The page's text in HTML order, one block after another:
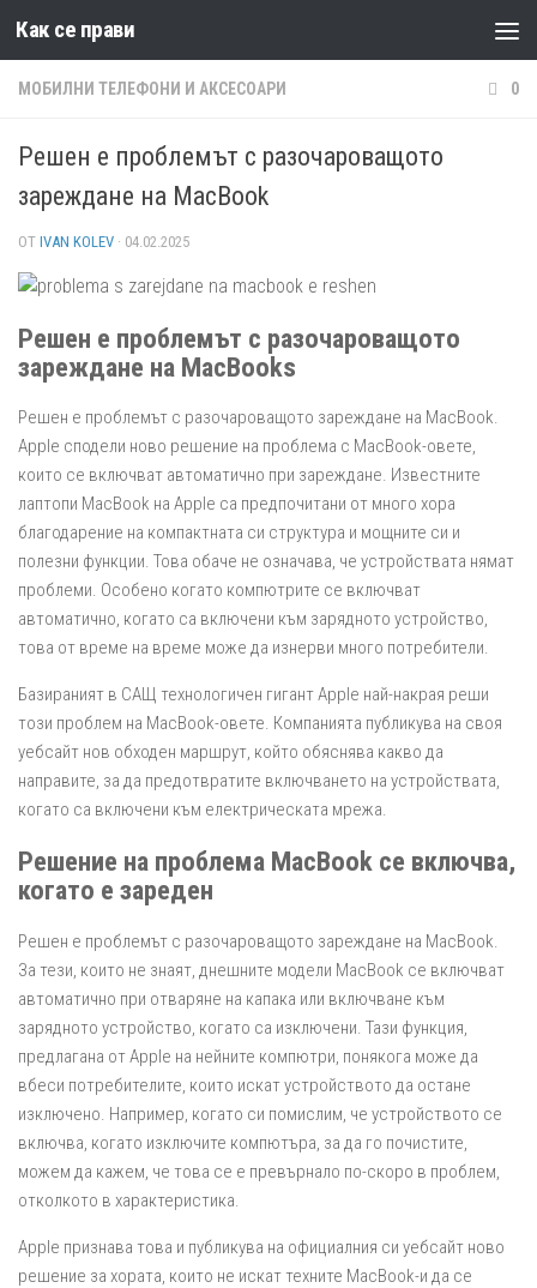
Към съдържанието
Как се прави
МОБИЛНИ ТЕЛЕФОНИ И АКСЕСОАРИ 0
Решен е проблемът с разочароващото
зареждане на MacBook
ОТ IVAN KOLEV · 04.02.2025
Решен е проблемът с разочароващото
зареждане на MacBooks
Решен е проблемът с разочароващото зареждане на MacBook.
Apple сподели ново решение на проблема с MacBook-овете,
които се включват автоматично при зареждане. Известните
лаптопи MacBook на Apple са предпочитани от много хора
благодарение на компактната си структура и мощните си и
полезни функции. Това обаче не означава, че устройствата нямат
проблеми. Особено когато компютрите се включват
автоматично, когато са включени към зарядното устройство,
това от време на време може да изнерви много потребители.
Базираният в САЩ технологичен гигант Apple най-накрая реши
този проблем на MacBook-овете. Компанията публикува на своя
уебсайт нов обходен маршрут, който обяснява какво да
направите, за да предотвратите включването на устройствата,
когато са включени към електрическата мрежа.
Решение на проблема MacBook се включва,
когато е зареден
Решен е проблемът с разочароващото зареждане на MacBook.
За тези, които не знаят, днешните модели MacBook се включват
автоматично при отваряне на капака или включване към
зарядното устройство, когато са изключени. Тази функция,
предлагана от Apple на нейните компютри, понякога може да
вбеси потребителите, които искат устройството да остане
изключено. Например, когато си помислим, че устройството се
включва, когато изключите компютъра, за да го почистите,
можем да кажем, че това се е превърнало по-скоро в проблем,
отколкото в характеристика.
Apple признава това и публикува на официалния си уебсайт ново
решение за хората, които не искат техните MacBook-и да се